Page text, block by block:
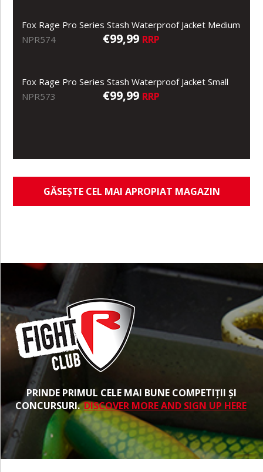
Fox Rage Pro Series Stash Waterproof Jacket Medium
NPR574
€99,99 RRP
Fox Rage Pro Series Stash Waterproof Jacket Small
NPR573
€99,99 RRP
GĂSEȘTE CEL MAI APROPIAT MAGAZIN
PRINDE PRIMUL CELE MAI BUNE COMPETIȚII ȘI
CONCURSURI.DISCOVER MORE AND SIGN UP HERE